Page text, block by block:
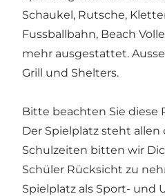
Schaukel, Rutsche,
Fussballbahn, Beach
mehr ausgestattet.
Grill und Shelters.
Bitte beachten Sie diese
Der Spielplatz steht allen
Schulzeiten bitten wir
Schüler Rücksicht zu
Spielplatz als Sport- und